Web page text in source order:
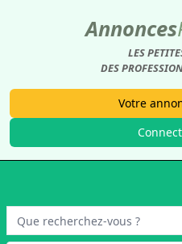
Annonces
LES
DES
Votre